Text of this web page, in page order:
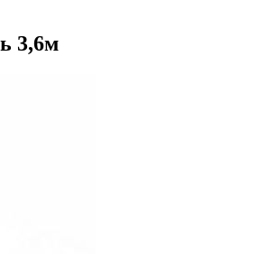
3,6м